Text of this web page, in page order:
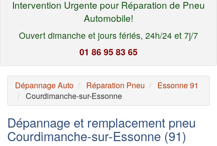
Intervention Urgente pour Réparation de Pneu
Automobile!
Ouvert dimanche et jours fériés, 24h/24 et 7j/7
01 86 95 83 65
Dépannage Auto Réparation Pneu
Essonne 91
Courdimanche-sur-Essonne
Dépannage et remplacement pneu
Courdimanche-sur-Essonne (91)